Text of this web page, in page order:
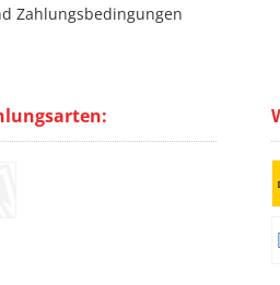
Zahlungsbedingungen